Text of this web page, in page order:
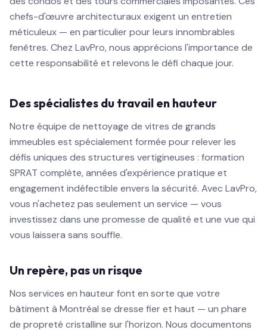
chefs-d'œuvre architecturaux exigent un entretien
méticuleux — en particulier pour leurs innombrables
fenêtres. Chez LavPro, nous apprécions l'importance de
cette responsabilité et relevons le défi chaque jour.
Des spécialistes du travail en hauteur
Notre équipe de nettoyage de vitres de grands
immeubles est spécialement formée pour relever les
défis uniques des structures vertigineuses : formation
SPRAT complète, années d'expérience pratique et
engagement indéfectible envers la sécurité. Avec LavPro,
vous n'achetez pas seulement un service — vous
investissez dans une promesse de qualité et une vue qui
vous laissera sans souffle.
Un repère, pas un risque
Nos services en hauteur font en sorte que votre
bâtiment à Montréal se dresse fier et haut — un phare
de propreté cristalline sur l'horizon. Nous documentons